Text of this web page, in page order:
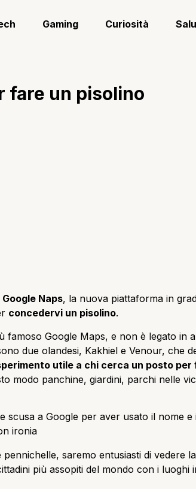
Gaming Curiosità
fare un pisolino
Google Naps, la nuova piattaforma in
concedervi un pisolino.
famoso Google Maps, e non è legato in
due olandesi, Kakhiel e Venour, che
utile a chi cerca un posto per
modo panchine, giardini, parchi nelle
scusa a Google per aver usato il nome e
ironia
saremo entusiasti di vedere la
più assopiti del mondo con i luoghi